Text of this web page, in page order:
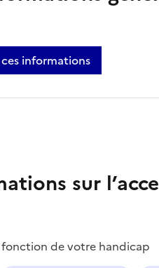
informations
sur
de votre handicap